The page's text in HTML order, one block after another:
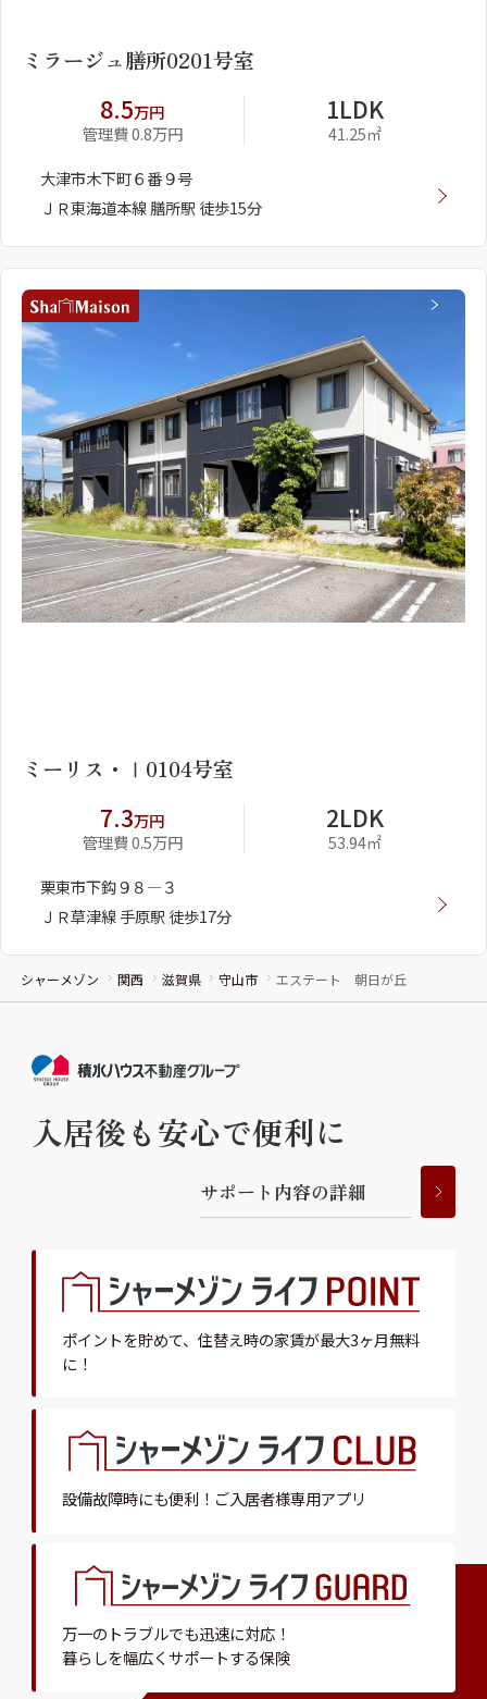
ミラージュ膳所0201号室
8.5万円
管理費 0.8万円
1LDK
41.25㎡
大津市木下町６番９号
ＪＲ東海道本線 膳所駅 徒歩15分
ミーリス・Ⅰ0104号室
7.3万円
管理費 0.5万円
2LDK
53.94㎡
栗東市下鈎９８―３
ＪＲ草津線 手原駅 徒歩17分
シャーメゾン 関西 滋賀県 守山市 エステート 朝日が丘
入居後も安心で便利に
サポー ト 内容の詳細
ポイントを貯めて、 住替え時の家賃が最大3ヶ月無料
に！
設備故障時にも便利！ ご入居者様専用アプリ
万一のトラブルでも迅速に対応！
暮らしを幅広くサポートする保険